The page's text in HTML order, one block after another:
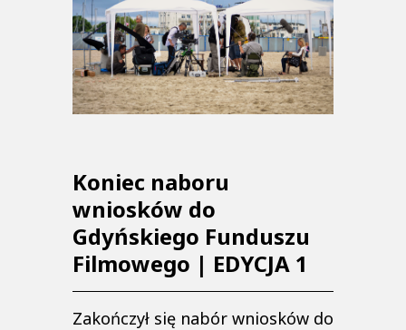
Koniec naboru
wniosków do
Gdyńskiego Funduszu
Filmowego | EDYCJA 1
Zakończył się nabór wniosków do